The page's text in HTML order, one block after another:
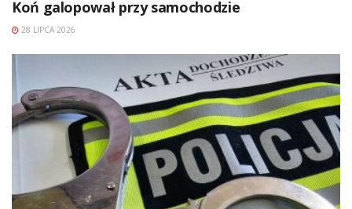
Koń galopował przy samochodzie
28 LIPCA 2026